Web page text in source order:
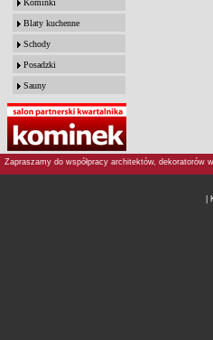
Kominki
Blaty kuchenne
Schody
Posadzki
Sauny
Zapraszamy do współpracy architektów, dekoratorów